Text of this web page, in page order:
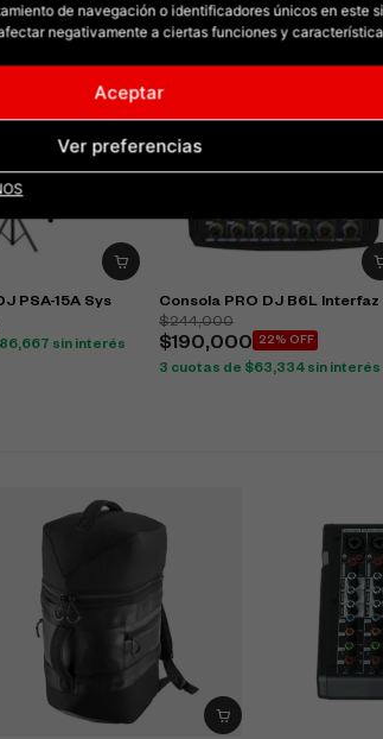
de navegación o identificadores únicos en este
negativamente a ciertas funciones y
Aceptar
Ver preferencias
PSA-15A Sys
sin interés
Consola PRO DJ B6L Interfaz
$244,000
$190,000 22% OFF
3 cuotas de $63,334 sin interés